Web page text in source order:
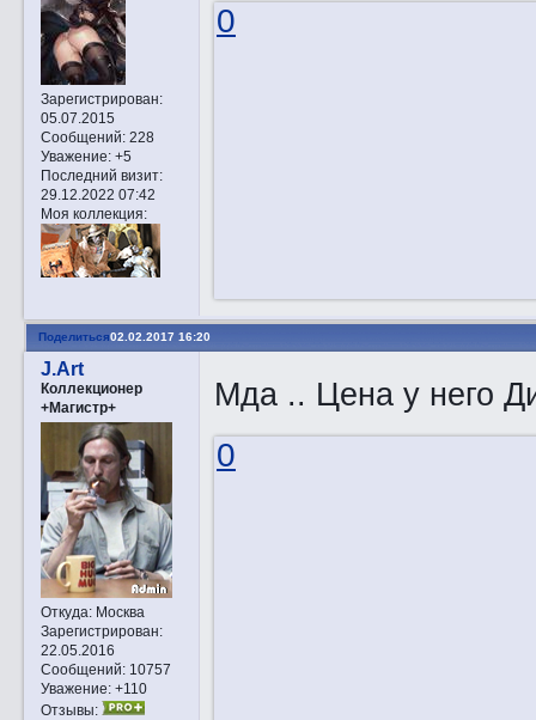
Зарегистрирован:
05.07.2015
Сообщений:228
Уважение: +5
Последний визит:
29.12.2022 07:42
Моя коллекция:
0
Поделиться02.02.2017 16:20
J.Art
Коллекционер
+Магистр+
Откуда:Москва
Зарегистрирован:
22.05.2016
Сообщений:10757
Уважение: +110
Отзывы:
Мда .. Цена у него
0